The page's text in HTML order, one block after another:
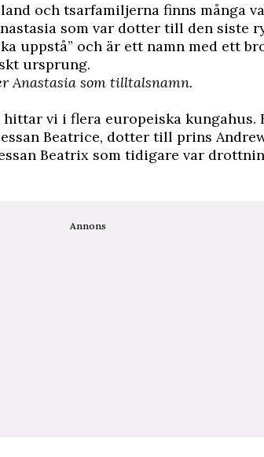
och tsarfamiljerna finns många
som var dotter till den siste
uppstå” och är ett namn med ett
ursprung.
Anastasia som tilltalsnamn.
vi i flera europeiska kungahus.
Beatrice, dotter till prins
Beatrix som tidigare var
Annons